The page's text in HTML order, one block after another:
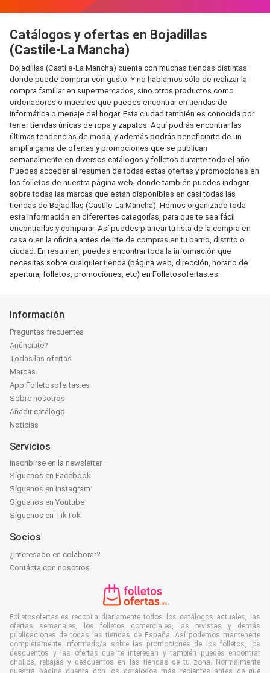
Catálogos y ofertas en Bojadillas
(Castile-La Mancha)
Bojadillas (Castile-La Mancha) cuenta con muchas tiendas distintas
donde puede comprar con gusto. Y no hablamos sólo de realizar la
compra familiar en supermercados, sino otros productos como
ordenadores o muebles que puedes encontrar en tiendas de
informática o menaje del hogar. Esta ciudad también es conocida por
tener tiendas únicas de ropa y zapatos. Aquí podrás encontrar las
últimas tendencias de moda, y además podrás beneficiarte de un
amplia gama de ofertas y promociones que se publican
semanalmente en diversos catálogos y folletos durante todo el año.
Puedes acceder al resumen de todas estas ofertas y promociones en
los folletos de nuestra página web, donde también puedes indagar
sobre todas las marcas que están disponibles en casi todas las
tiendas de Bojadillas (Castile-La Mancha). Hemos organizado toda
esta información en diferentes categorías, para que te sea fácil
encontrarlas y comparar. Así puedes planear tu lista de la compra en
casa o en la oficina antes de irte de compras en tu barrio, distrito o
ciudad. En resumen, puedes encontrar toda la información que
necesitas sobre cualquier tienda (página web, dirección, horario de
apertura, folletos, promociones, etc) en Folletosofertas.es.
Información
Preguntas frecuentes
Anúnciate?
Todas las ofertas
Marcas
App Folletosofertas.es
Sobre nosotros
Añadir catálogo
Noticias
Servicios
Inscribirse en la newsletter
Síguenos en Facebook
Síguenos en Instagram
Síguenos en Youtube
Síguenos en TikTok
Socios
¿Interesado en colaborar?
Contácta con nosotros
Folletosofertas.es recopila diariamente todos los catálogos actuales, las
ofertas semanales, los folletos comerciales, las revistas y demás
publicaciones de todas las tiendas de España. Así podemos mantenerte
completamente informado/a sobre las promociones de los folletos, los
descuentos y las ofertas que te interesan y también puedes encontrar
chollos, rebajas y descuentos en las tiendas de tu zona. Normalmente
nuestra página cuenta con los catálogos más recientes antes de que